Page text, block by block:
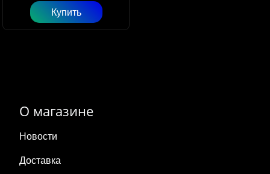
Купить
О магазине
Новости
Доставка